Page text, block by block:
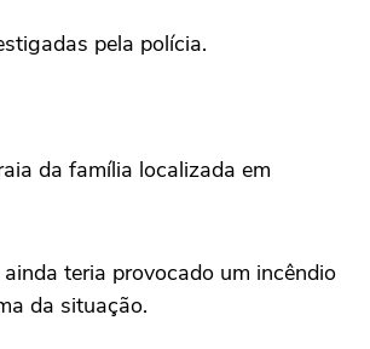
pela polícia.
da família localizada em
teria provocado um incêndio
da situação.